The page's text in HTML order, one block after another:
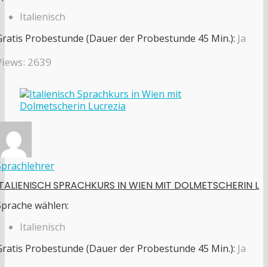
Italienisch
Probestunde (Dauer der Probestunde 45 Min.): Ja
2639
SPRACHKURS IN WIEN MIT DOLMETSCHERIN L
wählen:
Italienisch
Probestunde (Dauer der Probestunde 45 Min.): Ja